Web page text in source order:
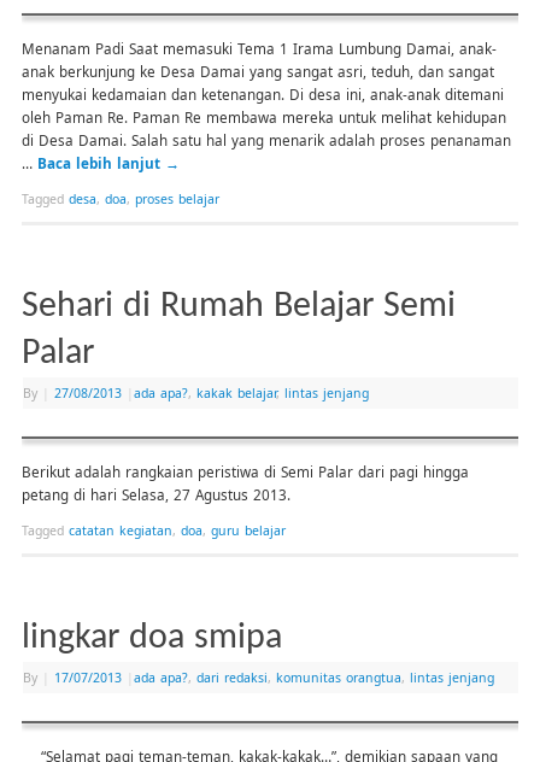
Menanam Padi Saat memasuki Tema 1 Irama Lumbung Damai, anak-
anak berkunjung ke Desa Damai yang sangat asri, teduh, dan sangat
menyukai kedamaian dan ketenangan. Di desa ini, anak-anak ditemani
oleh Paman Re. Paman Re membawa mereka untuk melihat kehidupan
di Desa Damai. Salah satu hal yang menarik adalah proses penanaman
… Baca lebih lanjut →
Tagged desa, doa, proses belajar
Sehari di Rumah Belajar Semi
Palar
By 27/08/2013 ada apa?, kakak belajar, lintas jenjang
Berikut adalah rangkaian peristiwa di Semi Palar dari pagi hingga
petang di hari Selasa, 27 Agustus 2013.
Tagged catatan kegiatan, doa, guru belajar
lingkar doa smipa
By 17/07/2013 ada apa?, dari redaksi, komunitas orangtua, lintas jenjang
“Selamat pagi teman-teman, kakak-kakak…”, demikian sapaan yang